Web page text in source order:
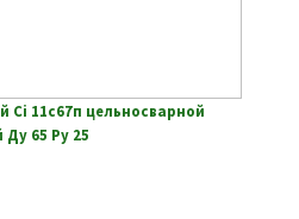
Ci 11с67п цельносварной
65 Ру 25